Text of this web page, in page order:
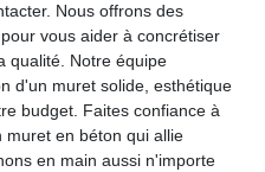
Nous offrons des
vous aider à concrétiser
qualité. Notre équipe
d'un muret solide, esthétique
budget. Faites confiance à
muret en béton qui allie
en main aussi n'importe